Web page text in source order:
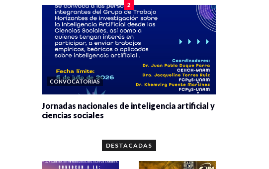
2
CONVOCATORIAS
Jornadas nacionales de inteligencia artificial y
ciencias sociales
DESTACADAS